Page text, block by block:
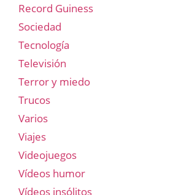
Record Guiness
Sociedad
Tecnología
Televisión
Terror y miedo
Trucos
Varios
Viajes
Videojuegos
Vídeos humor
Vídeos insólitos